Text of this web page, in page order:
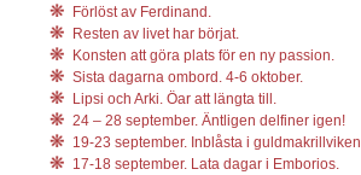
Förlöst av Ferdinand.
Resten av livet har börjat.
Konsten att göra plats för en ny passion.
Sista dagarna ombord. 4-6 oktober.
Lipsi och Arki. Öar att längta till.
24 – 28 september. Äntligen delfiner igen!
19-23 september. Inblåsta i guldmakrillviken.
17-18 september. Lata dagar i Emborios.